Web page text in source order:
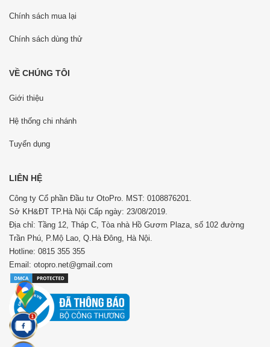
Chính sách mua lại
Chính sách dùng thử
VỀ CHÚNG TÔI
Giới thiệu
Hệ thống chi nhánh
Tuyển dụng
LIÊN HỆ
Công ty Cổ phần Đầu tư OtoPro. MST: 0108876201.
Sở KH&ĐT TP.Hà Nội Cấp ngày: 23/08/2019.
Địa chỉ: Tầng 12, Tháp C, Tòa nhà Hồ Gươm Plaza, số 102 đường
Trần Phú, P.Mộ Lao, Q.Hà Đông, Hà Nội.
Hotline: 0815 355 355
Email: otopro.net@gmail.com